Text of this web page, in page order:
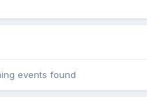
events found